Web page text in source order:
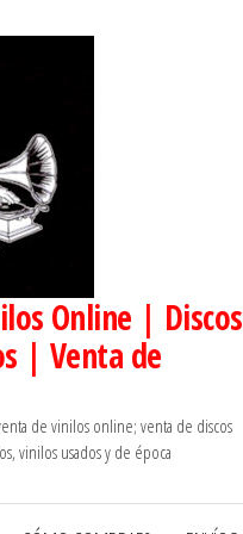
Online | Discos
| Venta de
de vinilos online; venta de discos
vinilos usados y de época